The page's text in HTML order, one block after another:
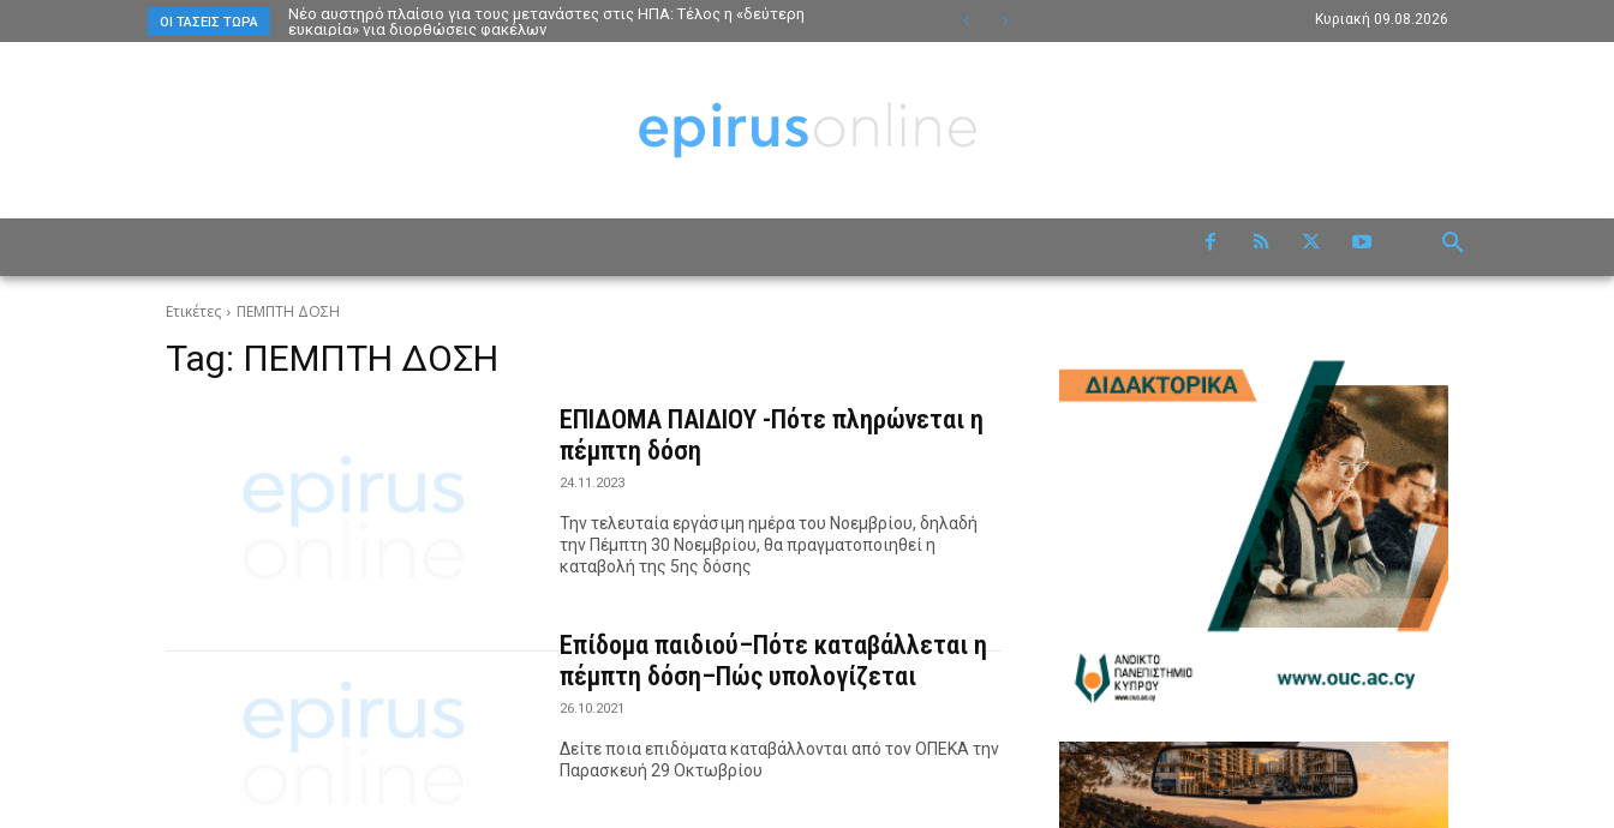
ΟΙ ΤΆΣΕΙΣ ΤΏΡΑ
Νέο αυστηρό πλαίσιο για τους μετανάστες στις ΗΠΑ: Τέλος η «δεύτερη
ευκαιρία» για διορθώσεις φακέλων
Κυριακή 09.08.2026
Ετικέτες ΠΕΜΠΤΗ ΔΟΣΗ
Tag: ΠΕΜΠΤΗ ΔΟΣΗ
ΕΠΙΔΟΜΑ ΠΑΙΔΙΟΥ -Πότε πληρώνεται η
πέμπτη δόση
24.11.2023
Την τελευταία εργάσιμη ημέρα του Νοεμβρίου, δηλαδή
την Πέμπτη 30 Νοεμβρίου, θα πραγματοποιηθεί η
καταβολή της 5ης δόσης
Επίδομα παιδιού–Πότε καταβάλλεται η
πέμπτη δόση–Πώς υπολογίζεται
26.10.2021
Δείτε ποια επιδόματα καταβάλλονται από τον ΟΠΕΚΑ την
Παρασκευή 29 Οκτωβρίου